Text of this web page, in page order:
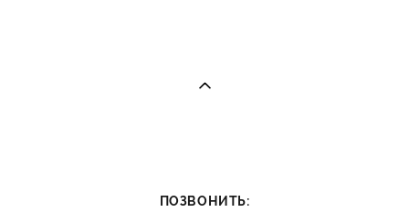
ПОЗВОНИТЬ: